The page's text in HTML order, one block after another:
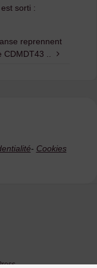
sorti :
reprennent
CDMDT43 ..
- Cookies